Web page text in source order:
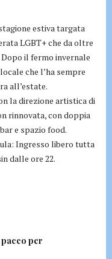
estiva targata
LGBT+ che da oltre
Dopo il fermo invernale
che l’ha sempre
all’estate.
la direzione artistica di
rinnovata, con doppia
e spazio food.
Ingresso libero tutta
dalle ore 22.
pacco per